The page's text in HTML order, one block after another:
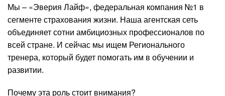
Мы – «Эверия Лайф», федеральная компания №1 в
сегменте страхования жизни. Наша агентская сеть
объединяет сотни амбициозных профессионалов по
всей стране. И сейчас мы ищем Регионального
тренера, который будет помогать им в обучении и
развитии.
Почему эта роль стоит внимания?